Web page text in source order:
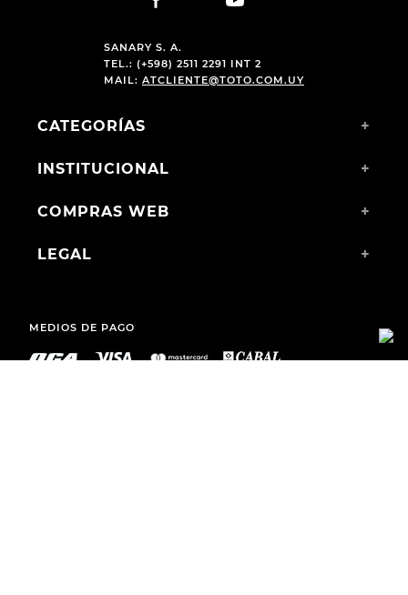
SANARY S. A.
TEL.: (+598) 2511 2291 INT 2
MAIL: ATCLIENTE@TOTO.COM.UY
CATEGORÍAS +
INSTITUCIONAL +
COMPRAS WEB +
LEGAL +
MEDIOS DE PAGO